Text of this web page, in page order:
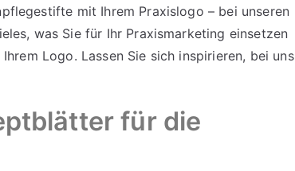
mit Ihrem Praxislogo – bei unseren
was Sie für Ihr Praxismarketing einsetzen
Logo. Lassen Sie sich inspirieren, bei uns
für die